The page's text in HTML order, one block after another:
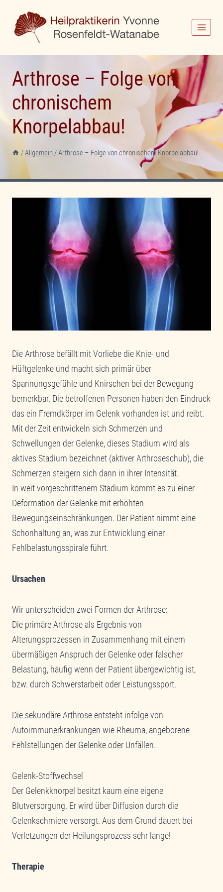
Inhalt
springen
Arthrose – Folge von
chronischem
Knorpelabbau!
/Allgemein /Arthrose – Folge von chronischem Knorpelabbau!
Die Arthrose befällt mit Vorliebe die Knie- und
Hüftgelenke und macht sich primär über
Spannungsgefühle und Knirschen bei der Bewegung
bemerkbar. Die betroffenen Personen haben den Eindruck
das ein Fremdkörper im Gelenk vorhanden ist und reibt.
Mit der Zeit entwickeln sich Schmerzen und
Schwellungen der Gelenke, dieses Stadium wird als
aktives Stadium bezeichnet (aktiver Arthroseschub), die
Schmerzen steigern sich dann in ihrer Intensität.
In weit vorgeschrittenem Stadium kommt es zu einer
Deformation der Gelenke mit erhöhten
Bewegungseinschränkungen. Der Patient nimmt eine
Schonhaltung an, was zur Entwicklung einer
Fehlbelastungsspirale führt.
Ursachen
Wir unterscheiden zwei Formen der Arthrose:
Die primäre Arthrose als Ergebnis von
Alterungsprozessen in Zusammenhang mit einem
übermäßigen Anspruch der Gelenke oder falscher
Belastung, häufig wenn der Patient übergewichtig ist,
bzw. durch Schwerstarbeit oder Leistungssport.
Die sekundäre Arthrose entsteht infolge von
Autoimmunerkrankungen wie Rheuma, angeborene
Fehlstellungen der Gelenke oder Unfällen.
Gelenk-Stoffwechsel
Der Gelenkknorpel besitzt kaum eine eigene
Blutversorgung. Er wird über Diffusion durch die
Gelenkschmiere versorgt. Aus dem Grund dauert bei
Verletzungen der Heilungsprozess sehr lange!
Therapie